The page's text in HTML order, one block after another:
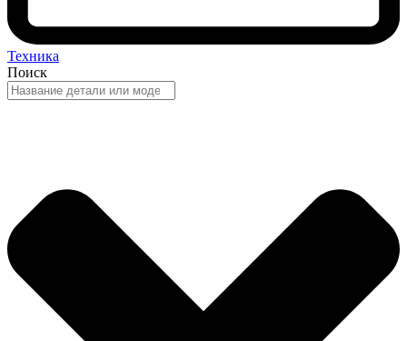
Техника
Поиск